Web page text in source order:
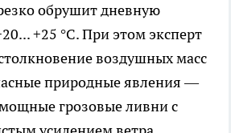
обрушит дневную
+25 °C. При этом эксперт
воздушных масс
природные явления —
грозовые ливни с